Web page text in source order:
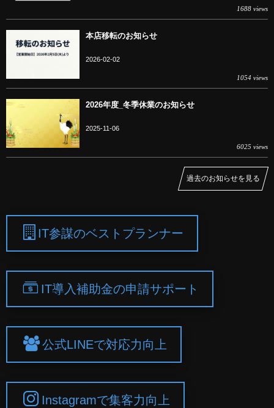
1688 views
本店移転のお知らせ
2026-02-02
1054 views
2026年度_冬季休業のお知らせ
2025-11-06
6025 views
過去のお知らせを見る
IT参謀のベストプランナー
IT導入補助金の申請サポート
公式LINEで対応力向上
Instagramで集客力向上